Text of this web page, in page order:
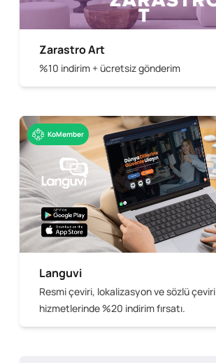
Zarastro Art
%10 indirim + ücretsiz gönderim
KoMember
Languvi
Resmi çeviri, lokalizasyon ve sözlü çeviri
hizmetlerinde %20 indirim fırsatı.